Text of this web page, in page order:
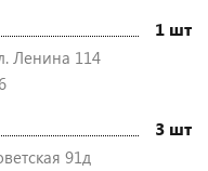
1 шт
Ленина 114
3 шт
91д